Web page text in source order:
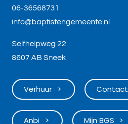
06-36568731
info@baptistengemeente.nl
Selfhelpweg 22
8607 AB Sneek
Verhuur keyboard_arrow_right Contact
Anbi keyboard_arrow_right Mijn BGS keyboard_arrow_right